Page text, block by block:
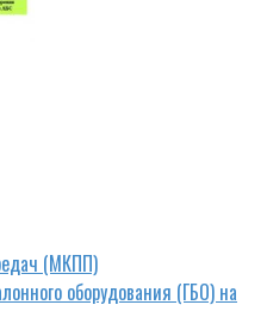
(МКПП)
оборудования (ГБО) на